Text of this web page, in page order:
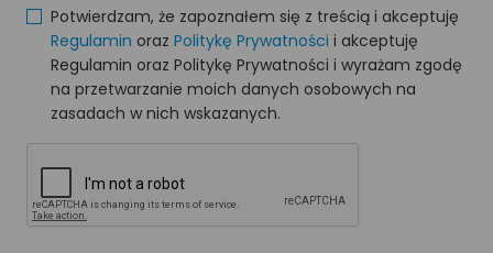
Potwierdzam, że zapoznałem się z treścią i akceptuję
Regulamin oraz Politykę Prywatności i akceptuję
Regulamin oraz Politykę Prywatności i wyrażam zgodę
na przetwarzanie moich danych osobowych na
zasadach w nich wskazanych.